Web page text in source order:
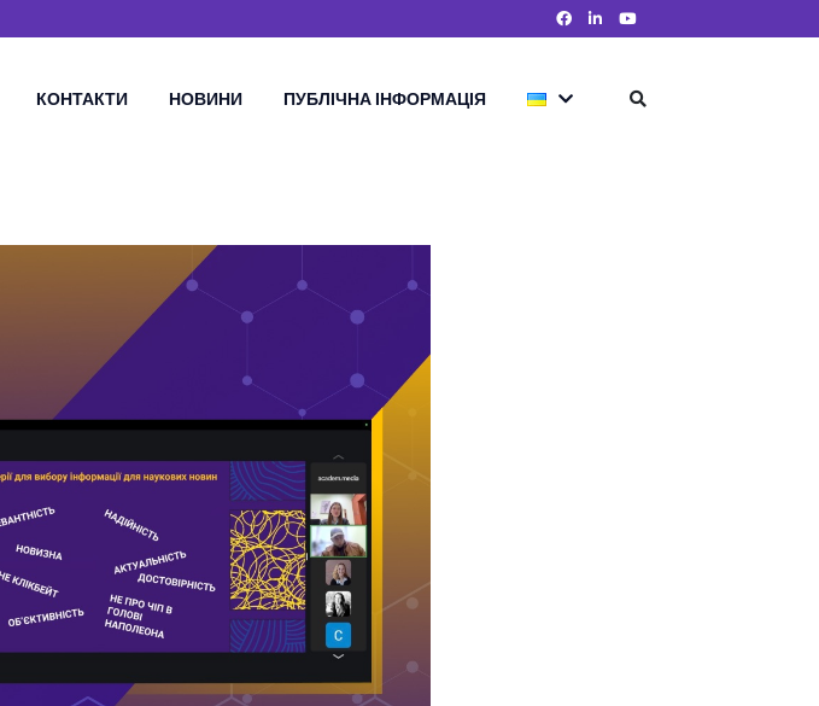
КОНТАКТИ НОВИНИ ПУБЛІЧНА ІНФОРМАЦІЯ